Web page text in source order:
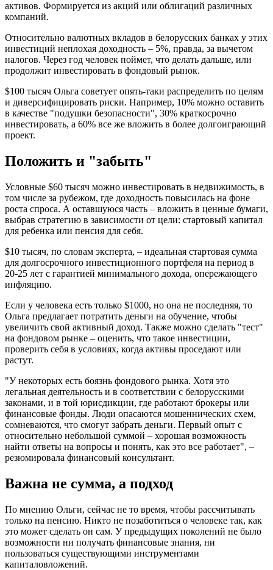
активов. Формируется из акций или облигаций различных
компаний.
Относительно валютных вкладов в белорусских банках у этих
инвестиций неплохая доходность – 5%, правда, за вычетом
налогов. Через год человек поймет, что делать дальше, или
продолжит инвестировать в фондовый рынок.
$100 тысяч Ольга советует опять-таки распределить по целям
и диверсифицировать риски. Например, 10% можно оставить
в качестве "подушки безопасности", 30% краткосрочно
инвестировать, а 60% все же вложить в более долгоиграющий
проект.
Положить и "забыть"
Условные $60 тысяч можно инвестировать в недвижимость, в
том числе за рубежом, где доходность повысилась на фоне
роста спроса. А оставшуюся часть – вложить в ценные бумаги,
выбрав стратегию в зависимости от цели: стартовый капитал
для ребенка или пенсия для себя.
$10 тысяч, по словам эксперта, – идеальная стартовая сумма
для долгосрочного инвестиционного портфеля на период в
20-25 лет с гарантией минимального дохода, опережающего
инфляцию.
Если у человека есть только $1000, но она не последняя, то
Ольга предлагает потратить деньги на обучение, чтобы
увеличить свой активный доход. Также можно сделать "тест"
на фондовом рынке – оценить, что такое инвестиции,
проверить себя в условиях, когда активы проседают или
растут.
"У некоторых есть боязнь фондового рынка. Хотя это
легальная деятельность и в соответствии с белорусскими
законами, и в той юрисдикции, где работают брокеры или
финансовые фонды. Люди опасаются мошеннических схем,
сомневаются, что смогут забрать деньги. Первый опыт с
относительно небольшой суммой – хорошая возможность
найти ответы на вопросы и понять, как это все работает", –
резюмировала финансовый консультант.
Важна не сумма, а подход
По мнению Ольги, сейчас не то время, чтобы рассчитывать
только на пенсию. Никто не позаботиться о человеке так, как
это может сделать он сам. У предыдущих поколений не было
возможности ни получать финансовые знания, ни
пользоваться существующими инструментами
капиталовложений.